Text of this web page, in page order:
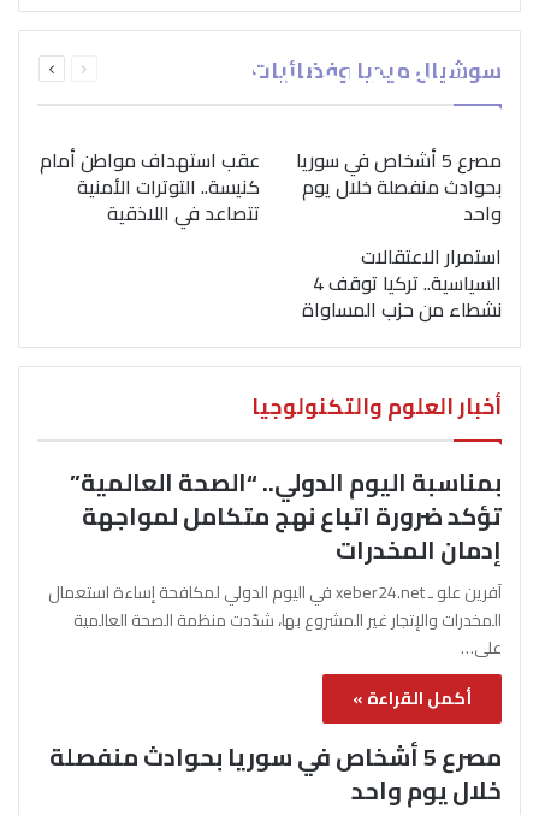
سوشيال ميديا وفضائيات الصفحةالصفحة
بمناسبة اليوم الدولي..
“الصحة العالمية” تؤكد
ضرورة اتباع نهج متكامل
لمواجهة إدمان المخدرات
مصرع 5 أشخاص في سوريا
بحوادث منفصلة خلال يوم
واحد
عقب استهداف مواطن أمام
كنيسة.. التوترات الأمنية
تتصاعد في اللاذقية
استمرار الاعتقالات
السياسية.. تركيا توقف 4
نشطاء من حزب المساواة
أخبار العلوم والتكنولوجيا
بمناسبة اليوم الدولي.. “الصحة العالمية”
تؤكد ضرورة اتباع نهج متكامل لمواجهة
إدمان المخدرات
آفرين علو ـ xeber24.net في اليوم الدولي لمكافحة إساءة استعمال
المخدرات والإتجار غير المشروع بها، شدّدت منظمة الصحة العالمية
على…
أكمل القراءة »
مصرع 5 أشخاص في سوريا بحوادث منفصلة
خلال يوم واحد